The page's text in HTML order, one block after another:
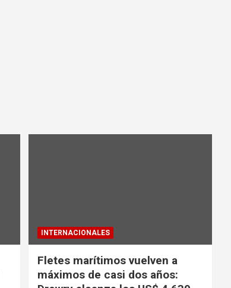
INTERNACIONALES
Fletes marítimos vuelven a
máximos de casi dos años: